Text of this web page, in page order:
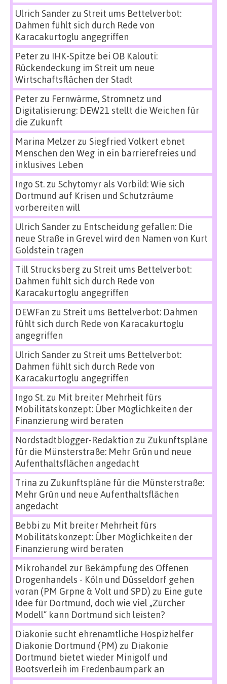
Ulrich Sanderzu Streit ums Bettelverbot:
Dahmen fühlt sich durch Rede von
Karacakurtoglu angegriffen
Peterzu IHK-Spitze bei OB Kalouti:
Rückendeckung im Streit um neue
Wirtschaftsflächen der Stadt
Peterzu Fernwärme, Stromnetz und
Digitalisierung: DEW21 stellt die Weichen für
die Zukunft
Marina Melzerzu Siegfried Volkert ebnet
Menschen den Weg in ein barrierefreies und
inklusives Leben
Ingo St.zu Schytomyr als Vorbild: Wie sich
Dortmund auf Krisen und Schutzräume
vorbereiten will
Ulrich Sanderzu Entscheidung gefallen: Die
neue Straße in Grevel wird den Namen von Kurt
Goldstein tragen
Till Strucksbergzu Streit ums Bettelverbot:
Dahmen fühlt sich durch Rede von
Karacakurtoglu angegriffen
DEWFan zu Streit ums Bettelverbot: Dahmen
fühlt sich durch Rede von Karacakurtoglu
angegriffen
Ulrich Sanderzu Streit ums Bettelverbot:
Dahmen fühlt sich durch Rede von
Karacakurtoglu angegriffen
Ingo St.zu Mit breiter Mehrheit fürs
Mobilitätskonzept: Über Möglichkeiten der
Finanzierung wird beraten
Nordstadtblogger-Redaktion zu Zukunftspläne
für die Münsterstraße: Mehr Grün und neue
Aufenthaltsflächen angedacht
Trina zu Zukunftspläne für die Münsterstraße:
Mehr Grün und neue Aufenthaltsflächen
angedacht
Bebbi zu Mit breiter Mehrheit fürs
Mobilitätskonzept: Über Möglichkeiten der
Finanzierung wird beraten
Mikrohandel zur Bekämpfung des Offenen
Drogenhandels - Köln und Düsseldorf gehen
voran (PM Grpne & Volt und SPD) zu Eine gute
Idee für Dortmund, doch wie viel „Zürcher
Modell“ kann Dortmund sich leisten?
Diakonie sucht ehrenamtliche Hospizhelfer
Diakonie Dortmund (PM) zu Diakonie
Dortmund bietet wieder Minigolf und
Bootsverleih im Fredenbaumpark an